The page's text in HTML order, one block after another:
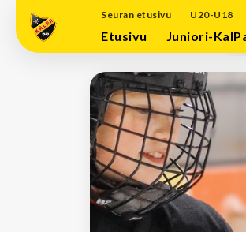
Seuran etusivu U20-U18
Etusivu Juniori-